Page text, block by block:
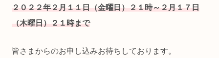
２０２２年２月１１日（金曜日）２１時～２月１７日
（木曜日）２１時まで
皆さまからのお申し込みお待ちしております。